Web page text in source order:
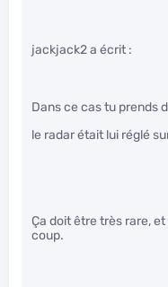
jackjack2 a écrit :
Dans ce cas tu prends
le radar était lui réglé
Ça doit être très rare,
coup.